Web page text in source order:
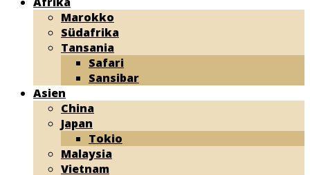
Marokko
Südafrika
Tansania
Safari
Sansibar
Asien
China
Japan
Tokio
Malaysia
Vietnam